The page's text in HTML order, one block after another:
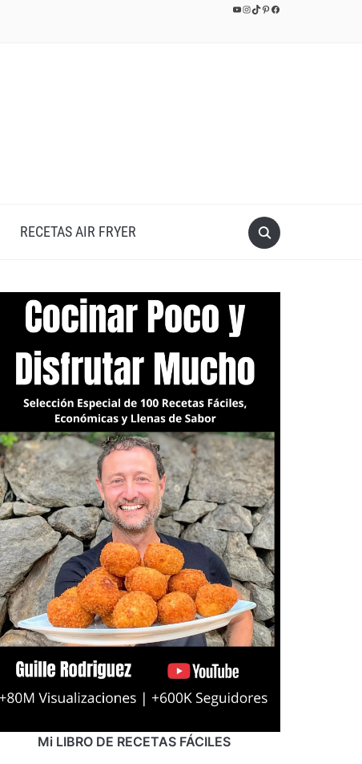
YouTube
Instagram
TikTok
Pinterest
Facebook
RECETAS AIR FRYER
Mi LIBRO DE RECETAS FÁCILES